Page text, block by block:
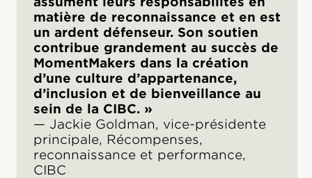
matière de reconnaissance et en est
un ardent défenseur. Son soutien
contribue grandement au succès de
MomentMakers dans la création
d’une culture d’appartenance,
d’inclusion et de bienveillance au
sein de la CIBC. »
— Jackie Goldman, vice-présidente
principale, Récompenses,
reconnaissance et performance,
CIBC